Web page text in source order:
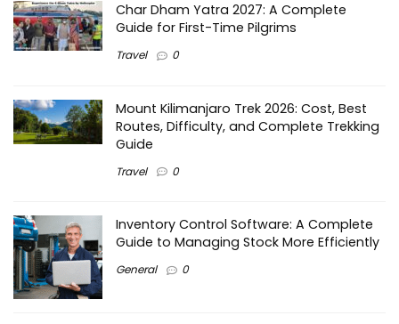
Char Dham Yatra 2027: A Complete
Guide for First-Time Pilgrims
Travel 0
Mount Kilimanjaro Trek 2026: Cost, Best
Routes, Difficulty, and Complete Trekking
Guide
Travel 0
Inventory Control Software: A Complete
Guide to Managing Stock More Efficiently
General 0